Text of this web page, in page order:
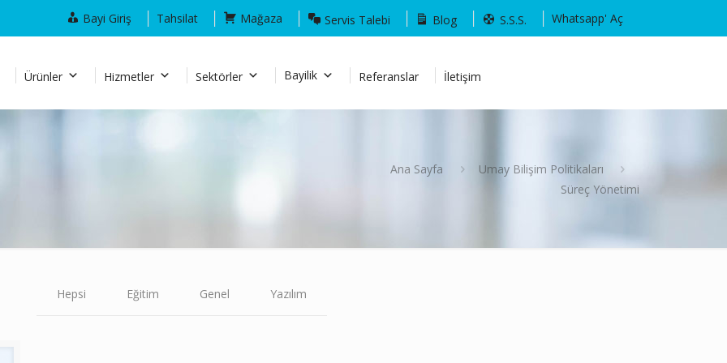
Bayi Giriş Tahsilat Mağaza Servis Talebi Blog S.S.S. Whatsapp' Aç
Ürünler Hizmetler Sektörler Bayilik Referanslar İletişim
Ana Sayfa
Umay Bilişim Politikaları
Süreç Yönetimi
Hepsi Eğitim Genel Yazılım